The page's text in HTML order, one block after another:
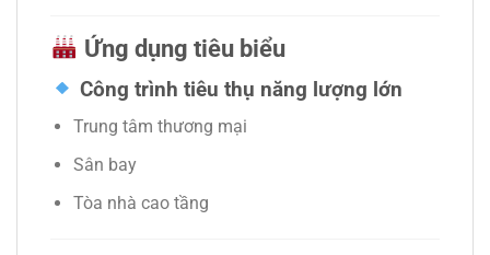
Ứng dụng tiêu biểu
Công trình tiêu thụ năng lượng lớn
Trung tâm thương mại
Sân bay
Tòa nhà cao tầng